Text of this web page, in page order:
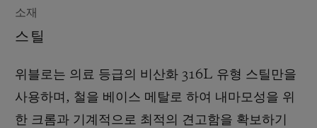
소재
스틸
위블로는 의료 등급의 비산화 316L 유형 스틸만을
사용하며, 철을 베이스 메탈로 하여 내마모성을 위
한 크롬과 기계적으로 최적의 견고함을 확보하기